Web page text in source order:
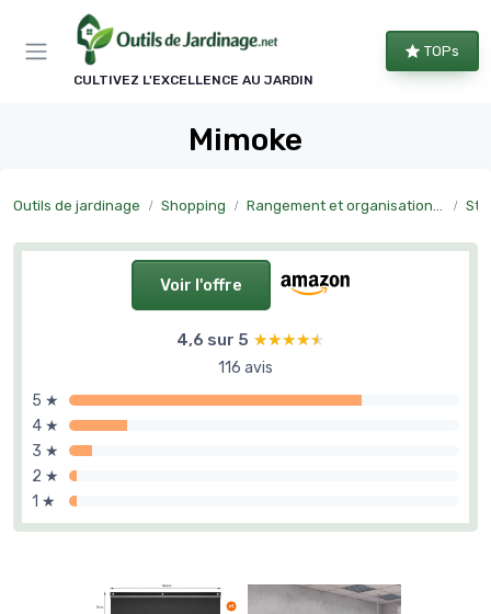
CULTIVEZ L'EXCELLENCE AU JARDIN
TOPs
Mimoke
Outils de jardinage Shopping Rangement et organisation du jardin
Voir l'offre
4,6 sur 5 ★★★★★
★★★★★
116 avis
5 ★
4 ★
3 ★
2 ★
1 ★
Panneau de gestion des cookies